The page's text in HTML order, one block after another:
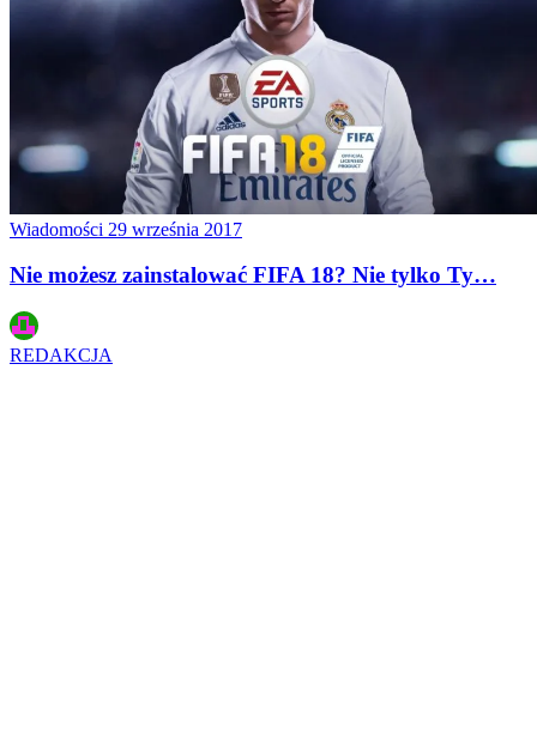
Wiadomości 29 września 2017
Nie możesz zainstalować FIFA 18? Nie tylko Ty…
REDAKCJA